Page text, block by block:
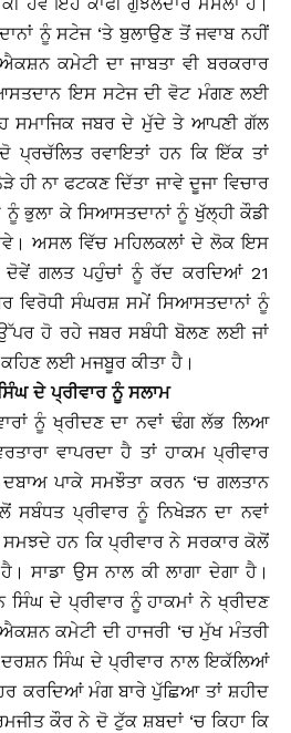
ਨੂੰ ਸਟੇਜ ‘ਤੇ ਬੁਲਾਉਣ ਤੋਂ ਜਵਾਬ ਨਹੀਂ
ਕਮੇਟੀ ਦਾ ਜਾਬਤਾ ਵੀ ਬਰਕਰਾਰ
ਇਸ ਸਟੇਜ ਦੀ ਵੋਟ ਮੰਗਣ ਲਈ
ਸਮਾਜਿਕ ਜਬਰ ਦੇ ਮੁੱਦੇ ਤੇ ਆਪਣੀ ਗੱਲ
ਰਵਾਇਤਾਂ ਹਨ ਕਿ ਇੱਕ ਤਾਂ
ਨਾ ਫਟਕਣ ਦਿੱਤਾ ਜਾਵੇ ਦੂਜਾ ਵਿਚਾਰ
ਭੁਲਾ ਕੇ ਸਿਆਸਤਦਾਨਾਂ ਨੂੰ ਖੁੱਲ੍ਹੀ ਕੌਡੀ
ਅਸਲ ਵਿੱਚ ਮਹਿਲਕਲਾਂ ਦੇ ਲੋਕ ਇਸ
ਗਲਤ ਪਹੁੰਚਾਂ ਨੂੰ ਰੱਦ ਕਰਦਿਆਂ 21
ਵਿਰੋਧੀ ਸੰਘਰਸ਼ ਸਮੇਂ ਸਿਆਸਤਦਾਨਾਂ ਨੂੰ
ਹੋ ਰਹੇ ਜਬਰ ਸਬੰਧੀ ਬੋਲਣ ਲਈ ਜਾਂ
ਲਈ ਮਜਬੂਰ ਕੀਤਾ ਹੈ।
ਦੇ ਪ੍ਰੀਵਾਰ ਨੂੰ ਸਲਾਮ
ਨੂੰ ਖ੍ਰੀਦਣ ਦਾ ਨਵਾਂ ਢੰਗ ਲੱਭ ਲਿਆ
ਵਾਪਰਦਾ ਹੈ ਤਾਂ ਹਾਕਮ ਪ੍ਰੀਵਾਰ
ਪਾਕੇ ਸਮਝੌਤਾ ਕਰਨ ‘ਚ ਗਲਤਾਨ
ਸਬੰਧਤ ਪ੍ਰੀਵਾਰ ਨੂੰ ਨਿਖੇੜਨ ਦਾ ਨਵਾਂ
ਹਨ ਕਿ ਪ੍ਰੀਵਾਰ ਨੇ ਸਰਕਾਰ ਕੋਲੋਂ
ਸਾਡਾ ਉਸ ਨਾਲ ਕੀ ਲਾਗਾ ਦੇਗਾ ਹੈ।
ਸਿੰਘ ਦੇ ਪ੍ਰੀਵਾਰ ਨੂੰ ਹਾਕਮਾਂ ਨੇ ਖ੍ਰੀਦਣ
ਕਮੇਟੀ ਦੀ ਹਾਜਰੀ ‘ਚ ਮੁੱਖ ਮੰਤਰੀ
ਸਿੰਘ ਦੇ ਪ੍ਰੀਵਾਰ ਨਾਲ ਇਕੱਲਿਆਂ
ਕਰਦਿਆਂ ਮੰਗ ਬਾਰੇ ਪੁੱਛਿਆ ਤਾਂ ਸ਼ਹੀਦ
ਕੌਰ ਨੇ ਦੋ ਟੁੱਕ ਸ਼ਬਦਾਂ ‘ਚ ਕਿਹਾ ਕਿ